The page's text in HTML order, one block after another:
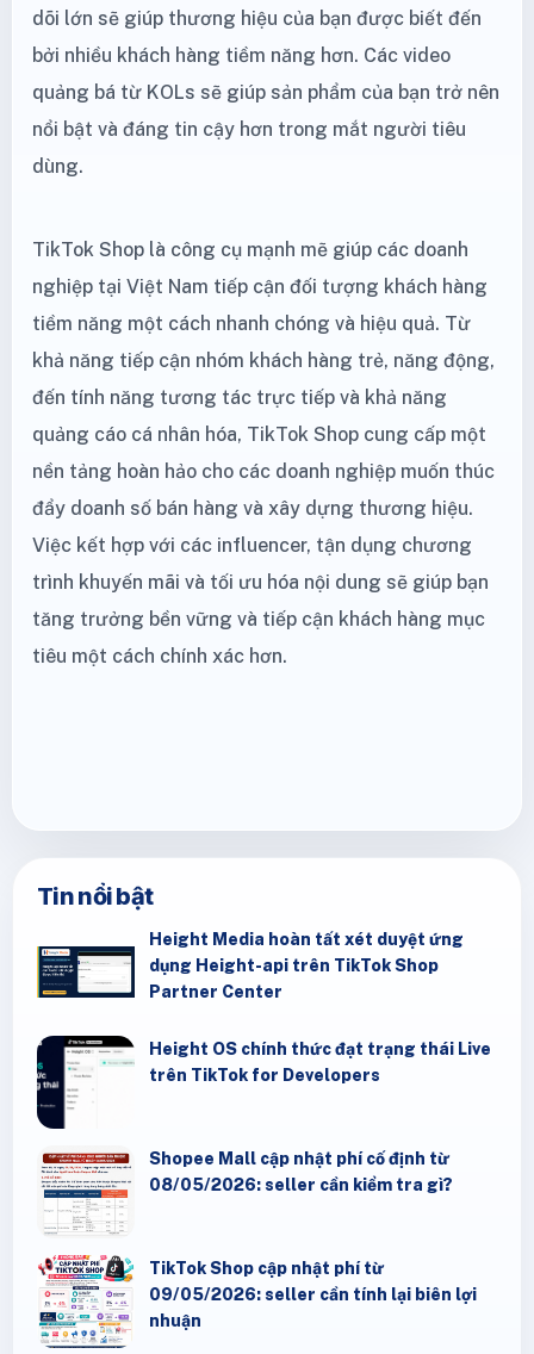
dõi lớn sẽ giúp thương hiệu của bạn được biết đến
bởi nhiều khách hàng tiềm năng hơn. Các video
quảng bá từ KOLs sẽ giúp sản phẩm của bạn trở nên
nổi bật và đáng tin cậy hơn trong mắt người tiêu
dùng.
TikTok Shop là công cụ mạnh mẽ giúp các doanh
nghiệp tại Việt Nam tiếp cận đối tượng khách hàng
tiềm năng một cách nhanh chóng và hiệu quả. Từ
khả năng tiếp cận nhóm khách hàng trẻ, năng động,
đến tính năng tương tác trực tiếp và khả năng
quảng cáo cá nhân hóa, TikTok Shop cung cấp một
nền tảng hoàn hảo cho các doanh nghiệp muốn thúc
đẩy doanh số bán hàng và xây dựng thương hiệu.
Việc kết hợp với các influencer, tận dụng chương
trình khuyến mãi và tối ưu hóa nội dung sẽ giúp bạn
tăng trưởng bền vững và tiếp cận khách hàng mục
tiêu một cách chính xác hơn.
Tin nổi bật
Height Media hoàn tất xét duyệt ứng
dụng Height-api trên TikTok Shop
Partner Center
Height OS chính thức đạt trạng thái Live
trên TikTok for Developers
Shopee Mall cập nhật phí cố định từ
08/05/2026: seller cần kiểm tra gì?
TikTok Shop cập nhật phí từ
09/05/2026: seller cần tính lại biên lợi
nhuận